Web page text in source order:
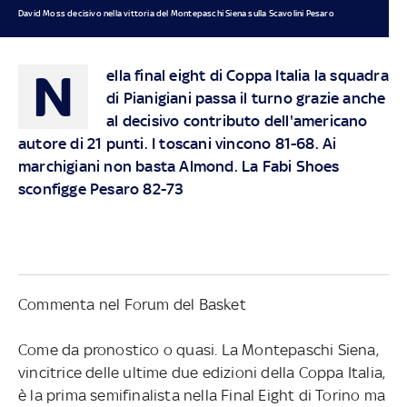
David Moss decisivo nella vittoria del Montepaschi Siena sulla Scavolini Pesaro
N
ella final eight di Coppa Italia la squadra
di Pianigiani passa il turno grazie anche
al decisivo contributo dell'americano
autore di 21 punti. I toscani vincono 81-68. Ai
marchigiani non basta Almond. La Fabi Shoes
sconfigge Pesaro 82-73
Commenta nel Forum del Basket
Come da pronostico o quasi. La Montepaschi Siena,
vincitrice delle ultime due edizioni della Coppa Italia,
è la prima semifinalista nella Final Eight di Torino ma